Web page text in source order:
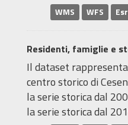
WMS WFS
Residenti, famiglie e
Il dataset
centro storico di
la serie storica dal
la serie storica dal